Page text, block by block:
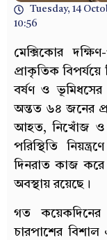
Tuesday, 14
10:56
মেক্সিকোর
প্রাকৃতিক বিপর্যয়ে
বর্ষণ ও ভূমিধসের
অন্তত ৬৪ জনের
আহত, নিখোঁজ ও
পরিস্থিতি
দিনরাত কাজ করে
অবস্থায় রয়েছে।
গত কয়েকদিনের
চারপাশের বিশাল